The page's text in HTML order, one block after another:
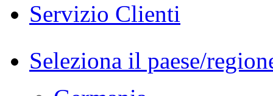
Servizio Clienti
Seleziona il paese/